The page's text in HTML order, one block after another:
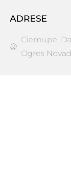
ADRESE
Ciemupe,
Ogres